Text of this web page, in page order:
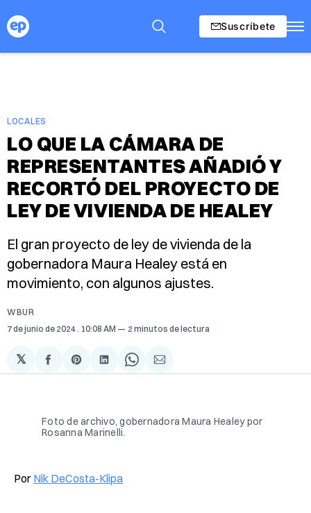
Suscríbete
LOCALES
LO QUE LA CÁMARA DE
REPRESENTANTES AÑADIÓ Y
RECORTÓ DEL PROYECTO DE
LEY DE VIVIENDA DE HEALEY
El gran proyecto de ley de vivienda de la
gobernadora Maura Healey está en
movimiento, con algunos ajustes.
WBUR
7 de junio de 2024 . 10:08 AM 2 minutos de lectura
𝕏
Compartir
en
Share
on
Compartir
en
Share
on
Compartir
via
Foto de archivo, gobernadora Maura Healey por
Rosanna Marinelli.
Por Nik DeCosta-Klipa